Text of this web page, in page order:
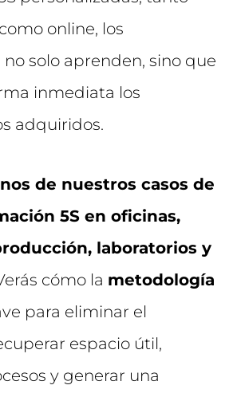
online, los
solo aprenden, sino que
inmediata los
adquiridos.
de nuestros casos de
5S en oficinas,
laboratorios y
cómo la metodología
para eliminar el
espacio útil,
y generar una